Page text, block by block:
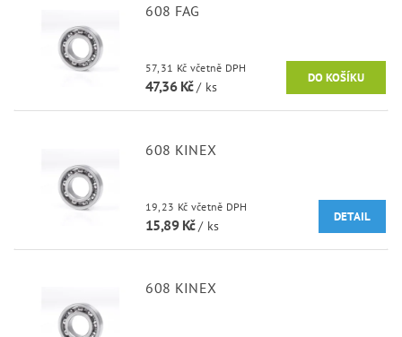
608 FAG
57,31 Kč včetně DPH
47,36 Kč/ ks
608 KINEX
19,23 Kč včetně DPH
15,89 Kč/ ks
DETAIL
608 KINEX